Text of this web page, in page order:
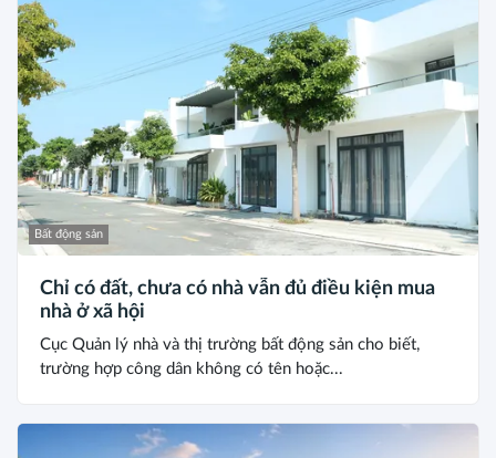
Bất động sản
Chỉ có đất, chưa có nhà vẫn đủ điều kiện mua
nhà ở xã hội
Cục Quản lý nhà và thị trường bất động sản cho biết,
trường hợp công dân không có tên hoặc...